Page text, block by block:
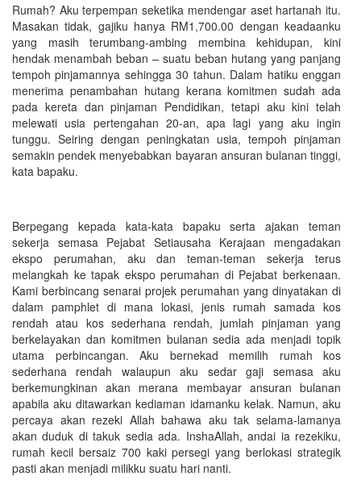
Rumah? Aku terpempan seketika mendengar aset hartanah itu.
Masakan tidak, gajiku hanya RM1,700.00 dengan keadaanku
yang masih terumbang-ambing membina kehidupan, kini
hendak menambah beban – suatu beban hutang yang panjang
tempoh pinjamannya sehingga 30 tahun. Dalam hatiku enggan
menerima penambahan hutang kerana komitmen sudah ada
pada kereta dan pinjaman Pendidikan, tetapi aku kini telah
melewati usia pertengahan 20-an, apa lagi yang aku ingin
tunggu. Seiring dengan peningkatan usia, tempoh pinjaman
semakin pendek menyebabkan bayaran ansuran bulanan tinggi,
kata bapaku.
Berpegang kepada kata-kata bapaku serta ajakan teman
sekerja semasa Pejabat Setiausaha Kerajaan mengadakan
ekspo perumahan, aku dan teman-teman sekerja terus
melangkah ke tapak ekspo perumahan di Pejabat berkenaan.
Kami berbincang senarai projek perumahan yang dinyatakan di
dalam pamphlet di mana lokasi, jenis rumah samada kos
rendah atau kos sederhana rendah, jumlah pinjaman yang
berkelayakan dan komitmen bulanan sedia ada menjadi topik
utama perbincangan. Aku bernekad memilih rumah kos
sederhana rendah walaupun aku sedar gaji semasa aku
berkemungkinan akan merana membayar ansuran bulanan
apabila aku ditawarkan kediaman idamanku kelak. Namun, aku
percaya akan rezeki Allah bahawa aku tak selama-lamanya
akan duduk di takuk sedia ada. InshaAllah, andai ia rezekiku,
rumah kecil bersaiz 700 kaki persegi yang berlokasi strategik
pasti akan menjadi milikku suatu hari nanti.